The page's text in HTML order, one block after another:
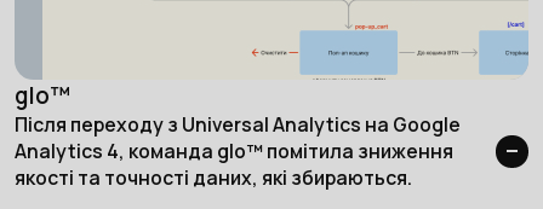
glo™
Після переходу з Universal Analytics на Google
Analytics 4, команда glo™ помітила зниження
якості та точності даних, які збираються.